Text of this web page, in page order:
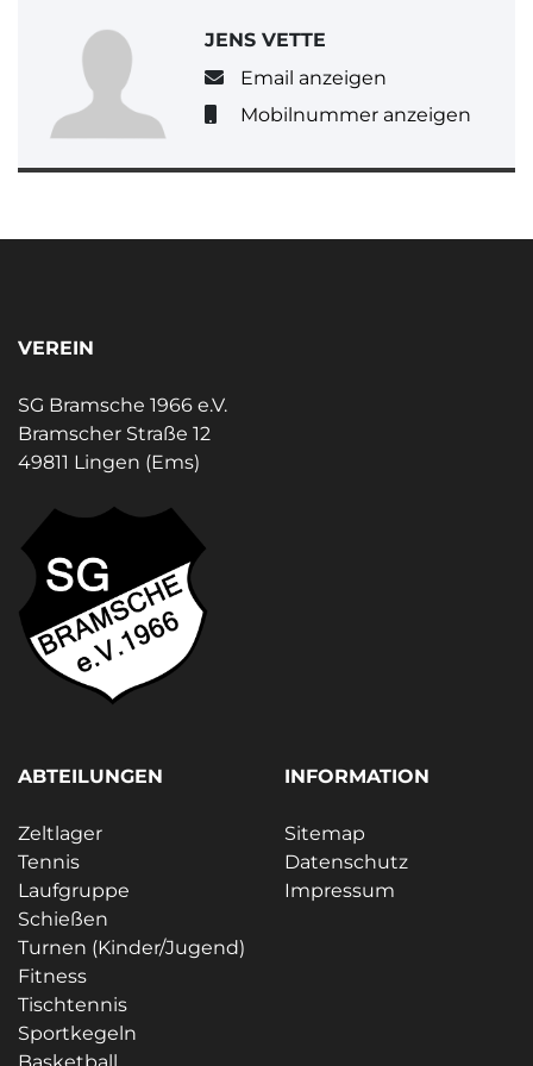
JENS VETTE
Email anzeigen
Mobilnummer anzeigen
VEREIN
SG Bramsche 1966 e.V.
Bramscher Straße 12
49811 Lingen (Ems)
ABTEILUNGEN
Zeltlager
Tennis
Laufgruppe
Schießen
Turnen (Kinder/Jugend)
Fitness
Tischtennis
Sportkegeln
INFORMATION
Sitemap
Datenschutz
Impressum